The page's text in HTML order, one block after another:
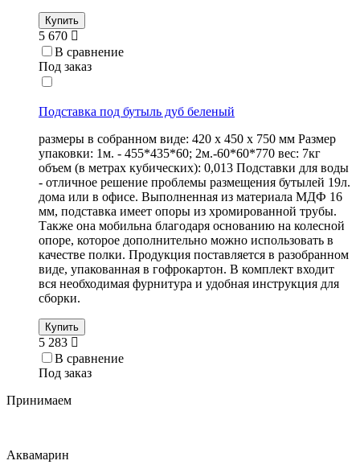
Купить
5 670
В сравнение
Под заказ
Подставка под бутыль дуб беленый
размеры в собранном виде: 420 х 450 х 750 мм Размер
упаковки: 1м. - 455*435*60; 2м.-60*60*770 вес: 7кг
объем (в метрах кубических): 0,013 Подставки для воды
- отличное решение проблемы размещения бутылей 19л.
дома или в офисе. Выполненная из материала МДФ 16
мм, подставка имеет опоры из хромированной трубы.
Также она мобильна благодаря основанию на колесной
опоре, которое дополнительно можно использовать в
качестве полки. Продукция поставляется в разобранном
виде, упакованная в гофрокартон. В комплект входит
вся необходимая фурнитура и удобная инструкция для
сборки.
Купить
5 283
В сравнение
Под заказ
Принимаем
Аквамарин